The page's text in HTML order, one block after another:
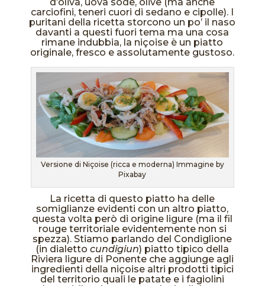
carciofini, teneri cuori di sedano e cipolle). I
puritani della ricetta storcono un po’ il naso
davanti a questi fuori tema ma una cosa
rimane indubbia, la niçoise è un piatto
originale, fresco e assolutamente gustoso.
Versione di Niçoise (ricca e moderna) Immagine by
Pixabay
La ricetta di questo piatto ha delle
somiglianze evidenti con un altro piatto,
questa volta però di origine ligure (ma il fil
rouge territoriale evidentemente non si
spezza). Stiamo parlando del Condiglione
(in dialettocundigiun) piatto tipico della
Riviera ligure di Ponente che aggiunge agli
ingredienti della niçoise altri prodotti tipici
del territorio quali le patate e i fagiolini